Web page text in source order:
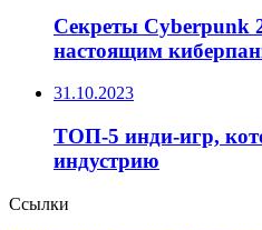
Секреты Cyberpunk
настоящим
31.10.2023
ТОП-5 инди-игр,
индустрию
Ссылки